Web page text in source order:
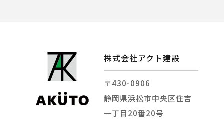
株式会社アクト建設
〒430-0906
静岡県浜松市中央区住吉
一丁目20番20号